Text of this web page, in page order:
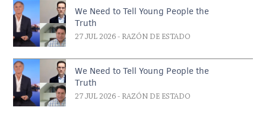
We Need to Tell Young People the
Truth
27 JUL 2026 - RAZÓN DE ESTADO
We Need to Tell Young People the
Truth
27 JUL 2026 - RAZÓN DE ESTADO